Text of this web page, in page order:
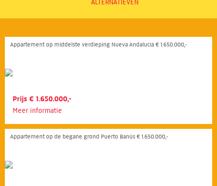
ALTERNATIEVEN
Appartement op middelste verdieping Nueva Andalucía € 1.650.000,-
Prijs € 1.650.000,-
Meer informatie
Appartement op de begane grond Puerto Banús € 1.650.000,-